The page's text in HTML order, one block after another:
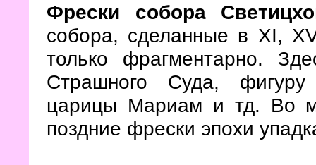
Фрески собора
собора, сделанные в XI,
только фрагментарно.
Страшного Суда,
царицы Мариам и тд. Во
поздние фрески эпохи